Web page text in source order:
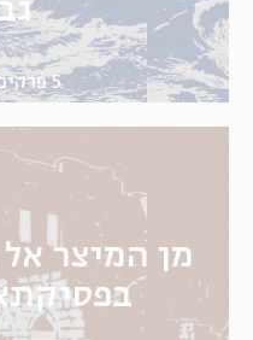
5 פרקים
מן המיצר